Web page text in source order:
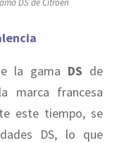
DS de Citroën
la gama DS de
marca francesa
este tiempo, se
DS, lo que